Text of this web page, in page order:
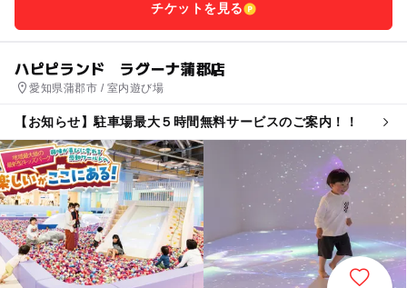
チケットを見る
ハピピランド ラグーナ蒲郡店
愛知県蒲郡市 / 室内遊び場
【お知らせ】駐車場最大５時間無料サービスのご案内！！